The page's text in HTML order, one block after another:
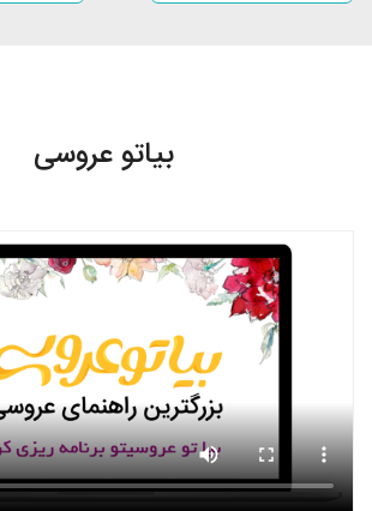
نورآباد نی ‌ریز
صفاشهر قائمیه
قیر هشتپر
خمام گنبد کاووس بندر ترکمن
آزادشهر کردکوی کلاله
بیاتو عروسی